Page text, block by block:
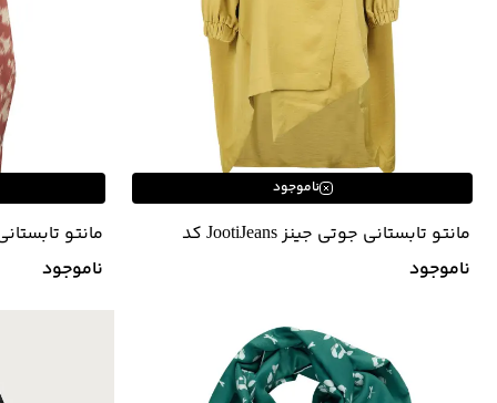
ناموجود
مانتو تابستانی جوتی جینز JootiJeans کد
11732324
ناموجود 82732614
ناموجود